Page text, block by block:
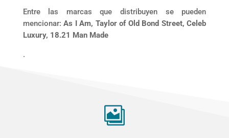
Entre las marcas que distribuyen se pueden
mencionar:As I Am, Taylor of Old Bond Street, Celeb
Luxury, 18.21 Man Made
.
